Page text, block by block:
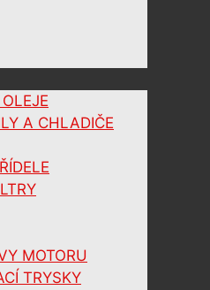
A CHLADIČE
MOTORU
TRYSKY